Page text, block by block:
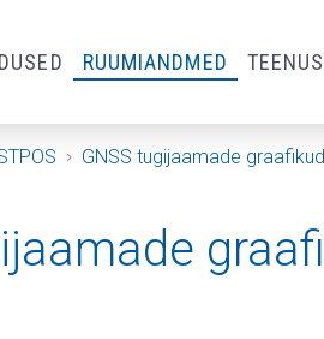
RUUMIANDMED
GNSS tugijaamade graafikud